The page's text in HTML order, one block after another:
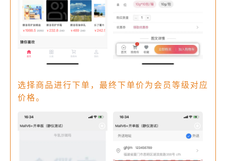
选择商品进行下单，最终下单价为会员等级对应
价格。